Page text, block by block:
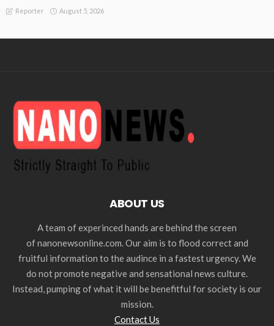
Reporter August 5, 2026
ABOUT US
A team of experinced hands are behind the screen
of nanonewsonline.com. Our aim is to flood correct and
fruitful information to the audince in a fastest urgency. We
do not promote negative and sensational news culture.
Instead, pumping of what it will be benefitful for society is our
mission.
Contact Us